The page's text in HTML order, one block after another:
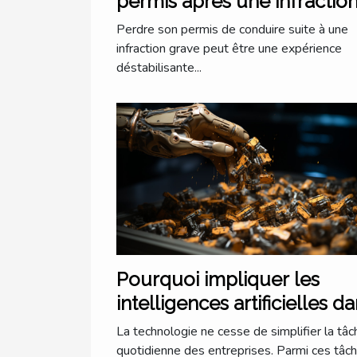
grave
Perdre son permis de conduire suite à une
infraction grave peut être une expérience
déstabilisante...
Pourquoi impliquer les
intelligences artificielles
la trésorerie ?
La technologie ne cesse de simplifier la
quotidienne des entreprises. Parmi ces